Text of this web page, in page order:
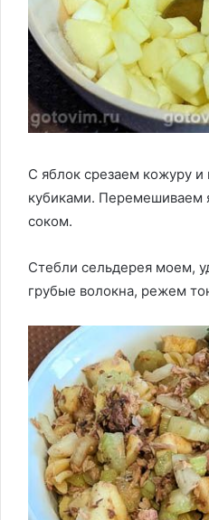
С яблок срезаем кожуру
кубиками. Перемешиваем
соком.
Стебли сельдерея моем,
грубые волокна, режем